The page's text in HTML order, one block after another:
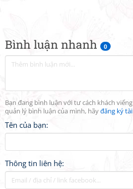
Bình luận nhanh 0
Bạn đang bình luận với tư cách khách
quản lý bình luận của mình, hãyđăng ký
Tên của bạn:
Thông tin liên hệ: